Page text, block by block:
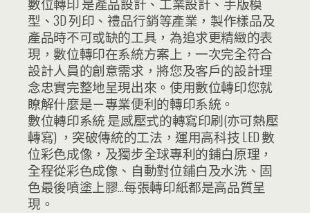
型、3D 列印、禮品行銷等產業，製作樣品及
產品時不可或缺的工具，為追求更精緻的表
現，數位轉印在系統方案上，一次完全符合
設計人員的創意需求，將您及客戶的設計理
念忠實完整地呈現出來。使用數位轉印您就
瞭解什麼是－專業便利的轉印系統。
數位轉印系統 是感壓式的轉寫印刷(亦可熱壓
轉寫) ，突破傳統的工法，運用高科技 LED 數
位彩色成像，及獨步全球專利的鋪白原理，
全程從彩色成像、自動對位鋪白及水洗、固
色最後噴塗上膠…每張轉印紙都是高品質呈
現。